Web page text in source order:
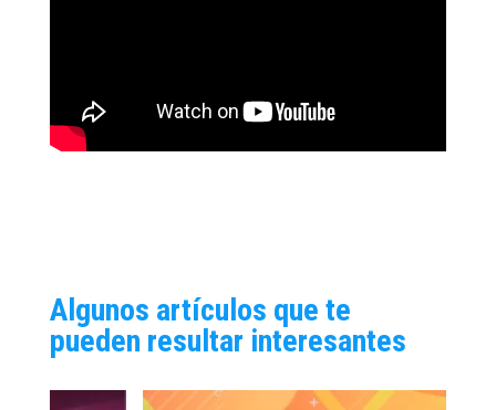
Algunos artículos que te
pueden resultar interesantes